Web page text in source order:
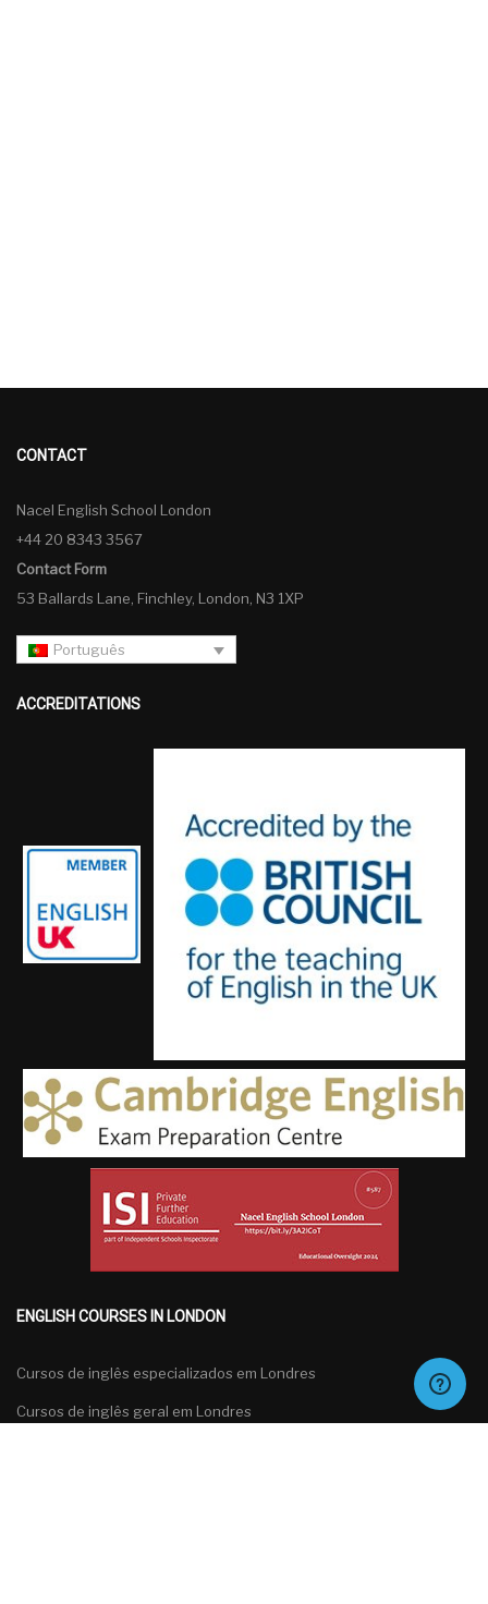
CONTACT
Nacel English School London
+44 20 8343 3567
Contact Form
53 Ballards Lane, Finchley, London, N3 1XP
Português
ACCREDITATIONS
ENGLISH COURSES IN LONDON
Cursos de inglês especializados em Londres
Cursos de inglês geral em Londres